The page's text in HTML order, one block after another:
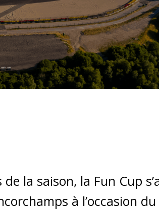
la saison, la Fun Cup
à l’occasion